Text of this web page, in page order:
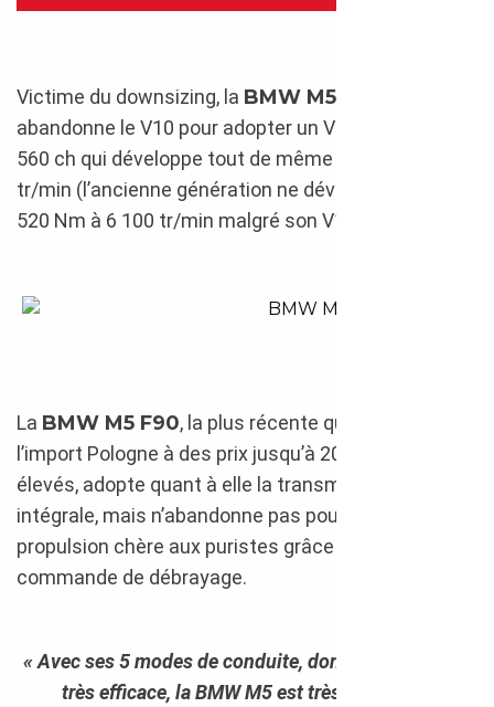
Victime du downsizing, la BMW M5 F10
abandonne le V10 pour adopter un V8 de 4.3 l et de
560 ch qui développe tout de même 680 Nm à 5 750
tr/min (l’ancienne génération ne développait que
520 Nm à 6 100 tr/min malgré son V10 90°).
La BMW M5 F90, la plus récente qui se retrouve à
l’import Pologne à des prix jusqu’à 20 % moins
élevés, adopte quant à elle la transmission
intégrale, mais n’abandonne pas pour autant la
propulsion chère aux puristes grâce à une
commande de débrayage.
« Avec ses 5 modes de conduite, dont le mode Sport
très efficace, la BMW M5 est très joueuse. »